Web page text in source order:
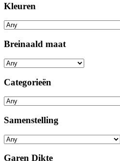
Kleuren
Breinaald maat
Categorieën
Samenstelling
Garen Dikte